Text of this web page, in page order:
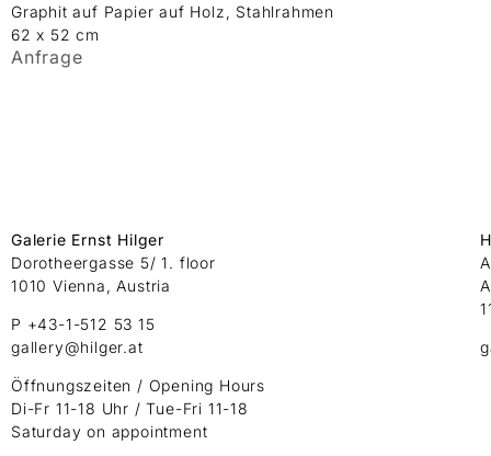
Graphit auf Papier auf Holz, Stahlrahmen
62 x 52 cm
Anfrage
Galerie Ernst Hilger
Dorotheergasse 5/ 1. floor
1010 Vienna, Austria
P +43-1-512 53 15
gallery@hilger.at
Öffnungszeiten / Opening Hours
Di-Fr 11-18 Uhr / Tue-Fri 11-18
Saturday on appointment